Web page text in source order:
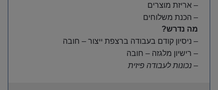
– אריזת מוצרים
– הכנת משלוחים
מה נדרש?
– ניסיון קודם בעבודה ברצפת ייצור – חובה
– רישיון מלגזה – חובה
– נכונות לעבודה פיזית